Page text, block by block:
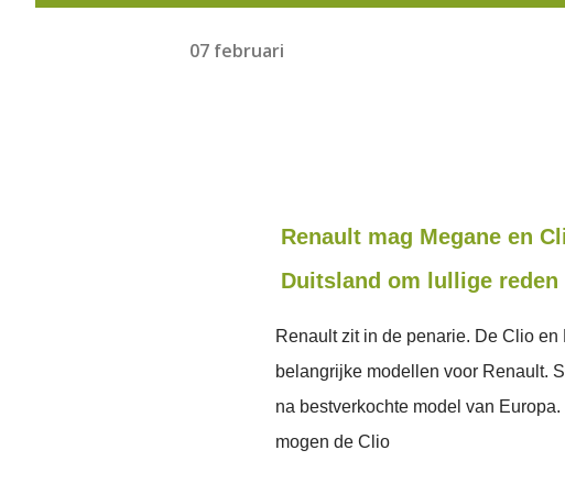
07 februari
Renault mag Megane en
Duitsland om lullige reden
Renault zit in de penarie. De Clio
belangrijke modellen voor Renault.
na bestverkochte model van
mogen de Clio